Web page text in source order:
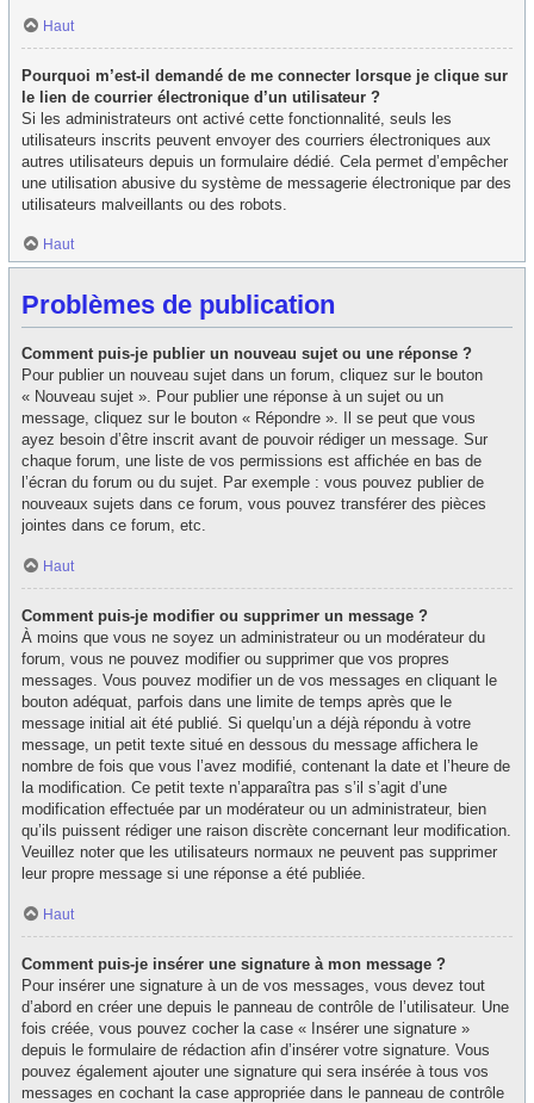
Haut
Pourquoi m’est-il demandé de me connecter lorsque je clique sur
le lien de courrier électronique d’un utilisateur ?
Si les administrateurs ont activé cette fonctionnalité, seuls les
utilisateurs inscrits peuvent envoyer des courriers électroniques aux
autres utilisateurs depuis un formulaire dédié. Cela permet d’empêcher
une utilisation abusive du système de messagerie électronique par des
utilisateurs malveillants ou des robots.
Haut
Problèmes de publication
Comment puis-je publier un nouveau sujet ou une réponse ?
Pour publier un nouveau sujet dans un forum, cliquez sur le bouton
« Nouveau sujet ». Pour publier une réponse à un sujet ou un
message, cliquez sur le bouton « Répondre ». Il se peut que vous
ayez besoin d’être inscrit avant de pouvoir rédiger un message. Sur
chaque forum, une liste de vos permissions est affichée en bas de
l’écran du forum ou du sujet. Par exemple : vous pouvez publier de
nouveaux sujets dans ce forum, vous pouvez transférer des pièces
jointes dans ce forum, etc.
Haut
Comment puis-je modifier ou supprimer un message ?
À moins que vous ne soyez un administrateur ou un modérateur du
forum, vous ne pouvez modifier ou supprimer que vos propres
messages. Vous pouvez modifier un de vos messages en cliquant le
bouton adéquat, parfois dans une limite de temps après que le
message initial ait été publié. Si quelqu’un a déjà répondu à votre
message, un petit texte situé en dessous du message affichera le
nombre de fois que vous l’avez modifié, contenant la date et l’heure de
la modification. Ce petit texte n’apparaîtra pas s’il s’agit d’une
modification effectuée par un modérateur ou un administrateur, bien
qu’ils puissent rédiger une raison discrète concernant leur modification.
Veuillez noter que les utilisateurs normaux ne peuvent pas supprimer
leur propre message si une réponse a été publiée.
Haut
Comment puis-je insérer une signature à mon message ?
Pour insérer une signature à un de vos messages, vous devez tout
d’abord en créer une depuis le panneau de contrôle de l’utilisateur. Une
fois créée, vous pouvez cocher la case « Insérer une signature »
depuis le formulaire de rédaction afin d’insérer votre signature. Vous
pouvez également ajouter une signature qui sera insérée à tous vos
messages en cochant la case appropriée dans le panneau de contrôle